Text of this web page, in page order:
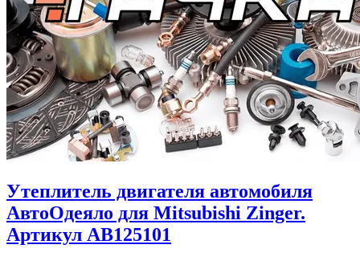
Утеплитель двигателя автомобиля
АвтоОдеяло для Mitsubishi Zinger.
Артикул AB125101